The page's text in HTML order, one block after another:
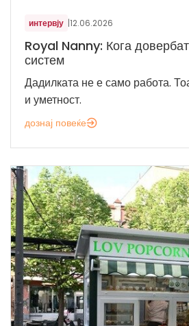
интервју |12.06.2026
Royal Nanny: Кога
систем
Дадилката не е само работа.
и уметност.
дознај повеќе